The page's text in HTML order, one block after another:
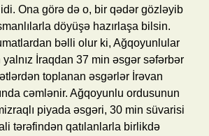
Ona görə də o, bir qədər gözləyib
döyüşə hazırlaşa bilsin.
bəlli olur ki, Ağqoyunlular
İraqdan 37 min əsgər səfərbər
toplanan əsgərlər İrəvan
cəmlənir. Ağqoyunlu ordusunun
piyada əsgəri, 30 min süvarisi
tərəfindən qatılanlarla birlikdə